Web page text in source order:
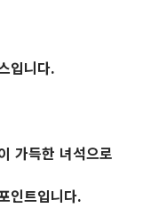
입니다.
가득한 녀석으로
인트입니다.